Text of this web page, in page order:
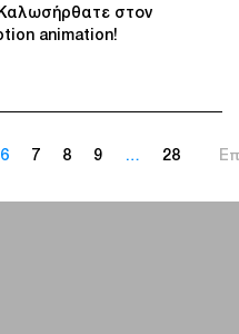
Καλωσήρθατε στον
animation!
6 7 8 9 … 28